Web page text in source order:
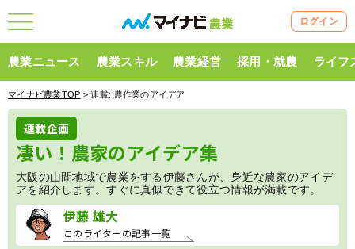
ログイン
農業ニュース 農業スキル 農業経営 採用・就農 ライフ
マイナビ農業TOP > 連載: 農作業のアイデア
連載企画
凄い！農家のアイデア集
大阪の山間地域で農業をする伊藤さんが、身近な農家のアイデ
アを紹介します。すぐに真似できて役立つ情報が満載です。
伊藤 雄大
このライターの記事一覧